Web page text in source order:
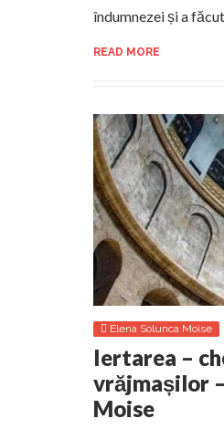
îndumnezei și a
READ MORE
Elena Solunca Moise
Iertarea –
vrăjmașilor
Moise